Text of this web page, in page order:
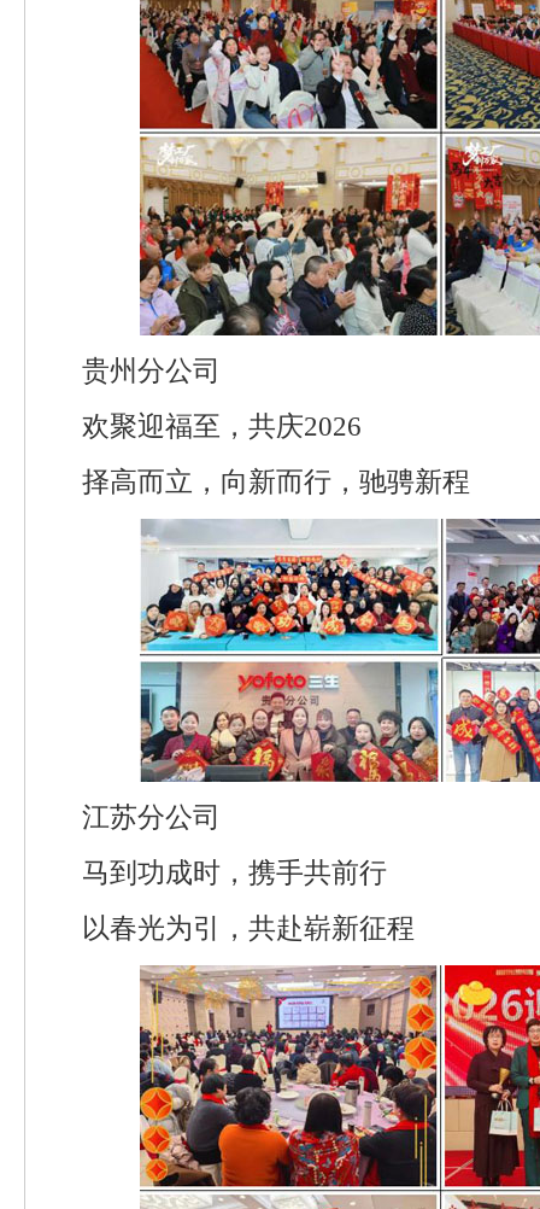
贵州分公司
欢聚迎福至，共庆2026
择高而立，向新而行，驰骋新程
江苏分公司
马到功成时，携手共前行
以春光为引，共赴崭新征程